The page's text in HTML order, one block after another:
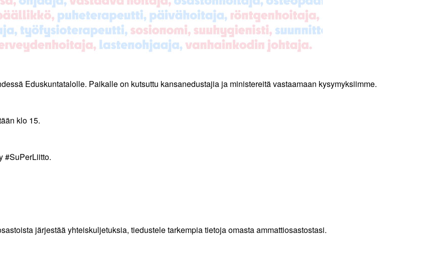
Eduskuntatalolle. Paikalle on kutsuttu kansanedustajia ja ministereitä vastaamaan kysymyksiimme.
klo 15.
#SuPerLiitto.
järjestää yhteiskuljetuksia, tiedustele tarkempia tietoja omasta ammattiosastostasi.